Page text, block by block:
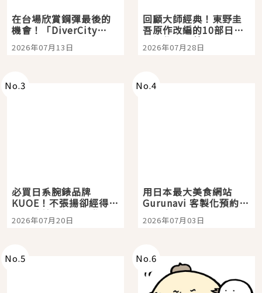
在台場欣賞鋼彈最後的
機會！「DiverCity
Tokyo Plaza」搭船、
購物、美食及夜景，一
2026年07月13日
回顧大師經典！東野圭
吾原作改編的10部日本
影視作品推薦
2026年07月28日
No.3
必買日系腕錶品牌
KUOE！不張揚卻經得起
時間洗鍊的經典之作五
選
2026年07月20日
No.4
用日本最大美食網站
Gurunavi 客製化預約九
大都市餐廳，打造專屬
美食體驗！
2026年07月03日
No.5 No.6